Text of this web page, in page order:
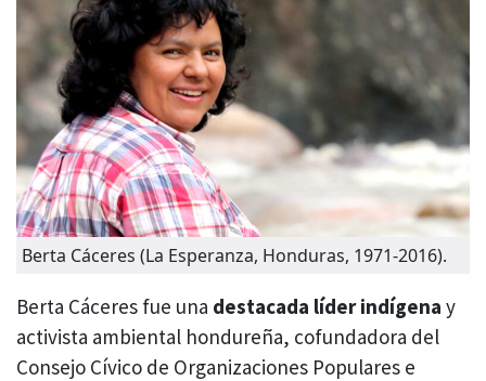
Berta Cáceres (La Esperanza, Honduras, 1971-2016).
Berta Cáceres fue una destacada líder indígena y
activista ambiental hondureña, cofundadora del
Consejo Cívico de Organizaciones Populares e